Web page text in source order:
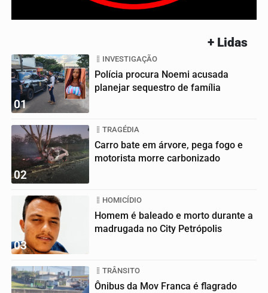
+ Lidas
01
INVESTIGAÇÃO
Polícia procura Noemi acusada
planejar sequestro de família
02
TRAGÉDIA
Carro bate em árvore, pega fogo e
motorista morre carbonizado
03
HOMICÍDIO
Homem é baleado e morto durante a
madrugada no City Petrópolis
TRÂNSITO
Ônibus da Mov Franca é flagrado